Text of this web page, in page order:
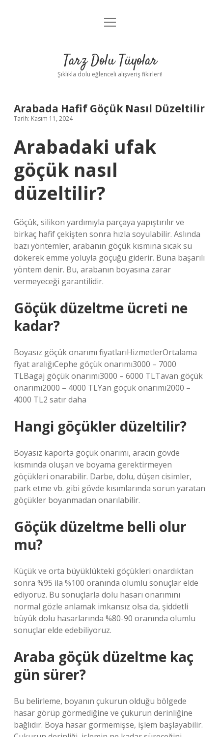
Anasayfa
Yasal Uyarı
menüyü
Tarz Dolu Tüyolar
Şıklıkla dolu eğlenceli alışveriş fikirleri!
Arabada Hafif Göçük Nasıl Düzeltilir
Tarih: Kasım 11, 2024
Arabadaki ufak
göçük nasıl
düzeltilir?
Göçük, silikon yardımıyla parçaya yapıştırılır ve
birkaç hafif çekişten sonra hızla soyulabilir. Aslında
bazı yöntemler, arabanın göçük kısmına sıcak su
dökerek emme yoluyla göçüğü giderir. Buna başarılı
yöntem denir. Bu, arabanın boyasına zarar
vermeyeceği garantilidir.
Göçük düzeltme ücreti ne
kadar?
Boyasız göçük onarımı fiyatlarıHizmetlerOrtalama
fiyat aralığıCephe göçük onarımı3000 – 7000
TLBagaj göçük onarımı3000 – 6000 TLTavan göçük
onarımı2000 – 4000 TLYan göçük onarımı2000 –
4000 TL2 satır daha
Hangi göçükler düzeltilir?
Boyasız kaporta göçük onarımı, aracın gövde
kısmında oluşan ve boyama gerektirmeyen
göçükleri onarabilir. Darbe, dolu, düşen cisimler,
park etme vb. gibi gövde kısımlarında sorun yaratan
göçükler boyanmadan onarılabilir.
Göçük düzeltme belli olur
mu?
Küçük ve orta büyüklükteki göçükleri onardıktan
sonra %95 ila %100 oranında olumlu sonuçlar elde
ediyoruz. Bu sonuçlarla dolu hasarı onarımını
normal gözle anlamak imkansız olsa da, şiddetli
büyük dolu hasarlarında %80-90 oranında olumlu
sonuçlar elde edebiliyoruz.
Araba göçük düzeltme kaç
gün sürer?
Bu belirleme, boyanın çukurun olduğu bölgede
hasar görüp görmediğine ve çukurun derinliğine
bağlıdır. Boya hasar görmemişse, işlem başlayabilir.